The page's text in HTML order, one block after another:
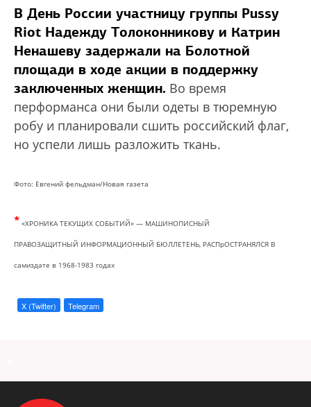
В День России участницу группы Pussy
Riot Надежду Толоконникову и Катрин
Ненашеву задержали на Болотной
площади в ходе акции в поддержку
заключенных женщин. Во время
перформанса они были одеты в тюремную
робу и планировали сшить российский флаг,
но успели лишь разложить ткань.
Фото: Евгений фельдман/Новая газета
* «ХРОНИКА ТЕКУЩИХ СОБЫТИЙ» — МАШИНОПИСНЫЙ
ПРАВОЗАЩИТНЫЙ ИНФОРМАЦИОННЫЙ БЮЛЛЕТЕНЬ, РАСПрОСТРАНЯЛСЯ В
самиздате в 1968-1983 годах
X (Twitter) Telegram